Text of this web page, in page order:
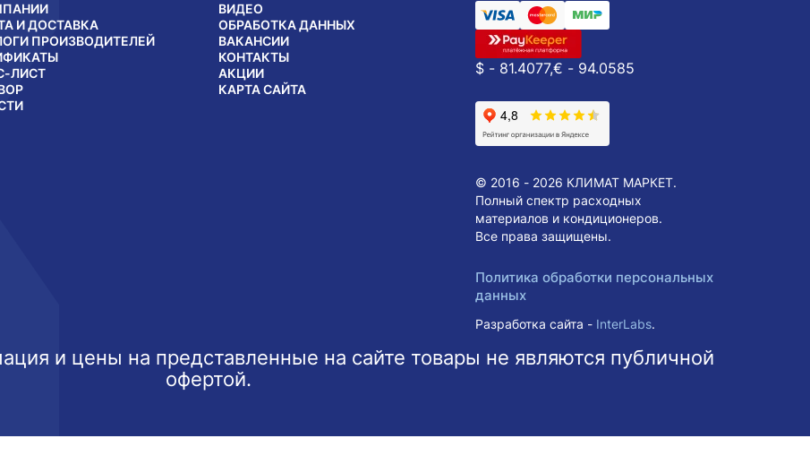
И ДОСТАВКА
ПРОИЗВОДИТЕЛЕЙ
ЛИСТ
ВИДЕО
ОБРАБОТКА ДАННЫХ
ВАКАНСИИ
КОНТАКТЫ
АКЦИИ
КАРТА САЙТА
$ - 81.4077,€ - 94.0585
© 2016 - 2026 КЛИМАТ МАРКЕТ.
Полный спектр расходных
материалов и кондиционеров.
Все права защищены.
Политика обработки персональных
данных
Разработка сайта - InterLabs.
и цены на представленные на сайте товары не являются публичной
офертой.